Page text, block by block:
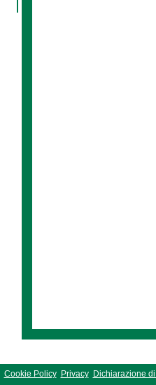
Cookie Policy Privacy
Dichiarazione